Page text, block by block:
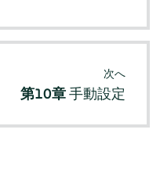
次へ
第10章手動設定